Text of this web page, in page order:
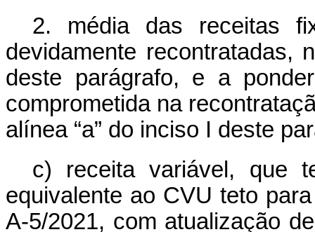
2. média das receitas
devidamente recontratadas,
deste parágrafo, e a
comprometida na
alínea “a” do inciso I deste
c) receita variável, que
equivalente ao CVU teto
A-5/2021, com atualização